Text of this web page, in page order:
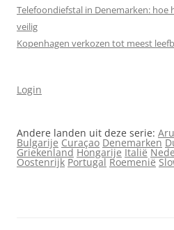
Telefoondiefstal in Denemarken: hoe
veilig
Kopenhagen verkozen tot meest
Login
Andere landen uit deze serie:
Bulgarije Curaçao Denemarken
Griekenland Hongarije Italië
Oostenrijk Portugal Roemenië